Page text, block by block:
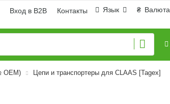
₴ Валюта
Язык
Вход в B2B Контакты
OEM) Цепи и транспортеры для CLAAS [Tagex]